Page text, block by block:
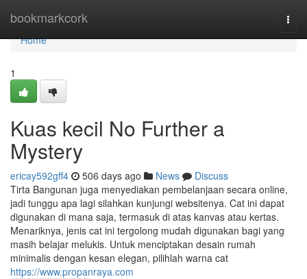
bookmarkcork
Home
Home
1
Kuas kecil No Further a
Mystery
ericay592gff4 506 days ago News
Discuss
Tirta Bangunan juga menyediakan pembelanjaan secara online,
jadi tunggu apa lagi silahkan kunjungi websitenya. Cat ini dapat
digunakan di mana saja, termasuk di atas kanvas atau kertas.
Menariknya, jenis cat ini tergolong mudah digunakan bagi yang
masih belajar melukis. Untuk menciptakan desain rumah
minimalis dengan kesan elegan, pilihlah warna cat
https://www.propanraya.com